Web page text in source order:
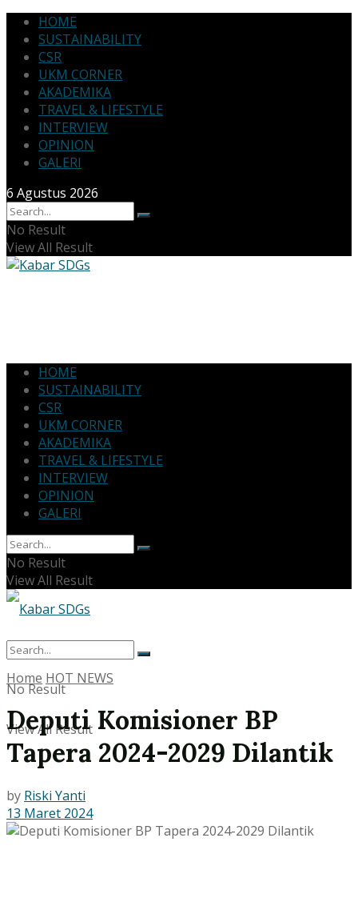
HOME
SUSTAINABILITY
CSR
UKM CORNER
AKADEMIKA
TRAVEL & LIFESTYLE
INTERVIEW
OPINION
GALERI
6 Agustus 2026
No Result
View All Result
HOME
SUSTAINABILITY
CSR
UKM CORNER
AKADEMIKA
TRAVEL & LIFESTYLE
INTERVIEW
OPINION
GALERI
No Result
View All Result
No Result
View All Result
Home HOT NEWS
Deputi Komisioner BP
Tapera 2024-2029 Dilantik
by Riski Yanti
13 Maret 2024